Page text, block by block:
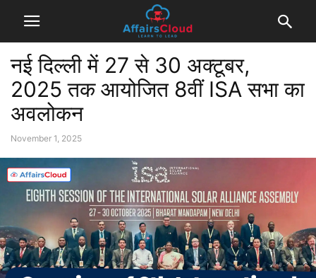
नई दिल्ली में 27 से 30 अक्टूबर,
2025 तक आयोजित 8वीं ISA सभा का
अवलोकन
November 1, 2025